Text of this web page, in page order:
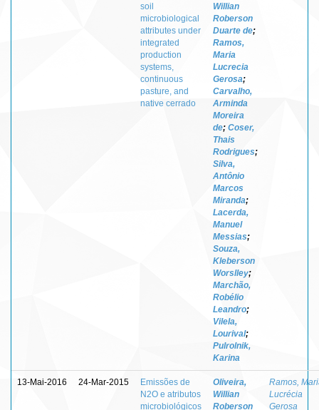
soil
microbiological
attributes under
integrated
production
systems,
continuous
pasture, and
native cerrado
Willian
Roberson
Duarte de;
Ramos,
Maria
Lucrecia
Gerosa;
Carvalho,
Arminda
Moreira
de; Coser,
Thais
Rodrigues;
Silva,
Antônio
Marcos
Miranda;
Lacerda,
Manuel
Messias;
Souza,
Kleberson
Worslley;
Marchão,
Robélio
Leandro;
Vilela,
Lourival;
Pulrolnik,
Karina
13-Mai-2016 24-Mar-2015
Emissões de
N2O e atributos
microbiológicos
Oliveira,
Willian
Roberson
Ramos,
Lucrécia
Gerosa